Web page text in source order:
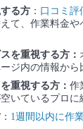
る方 ： 口コミ評
て、作業料金
を重視する方：
ジ内の情報から
重視する方： 作
いているプロに
： 1週間以内に作